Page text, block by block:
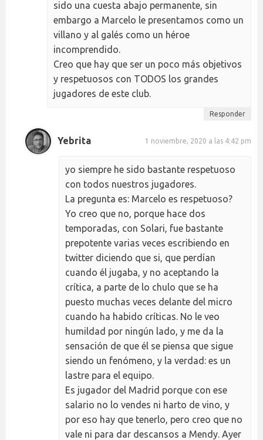
sido una cuesta abajo permanente, sin
embargo a Marcelo le presentamos como un
villano y al galés como un héroe
incomprendido.
Creo que hay que ser un poco más objetivos
y respetuosos con TODOS los grandes
jugadores de este club.
Responder
Yebrita 1 noviembre, 2020 a las 4:42 pm
yo siempre he sido bastante respetuoso
con todos nuestros jugadores.
La pregunta es: Marcelo es respetuoso?
Yo creo que no, porque hace dos
temporadas, con Solari, fue bastante
prepotente varias veces escribiendo en
twitter diciendo que si, que perdían
cuando él jugaba, y no aceptando la
crítica, a parte de lo chulo que se ha
puesto muchas veces delante del micro
cuando ha habido críticas. No le veo
humildad por ningún lado, y me da la
sensación de que él se piensa que sigue
siendo un fenómeno, y la verdad: es un
lastre para el equipo.
Es jugador del Madrid porque con ese
salario no lo vendes ni harto de vino, y
por eso hay que tenerlo, pero creo que no
vale ni para dar descansos a Mendy. Ayer